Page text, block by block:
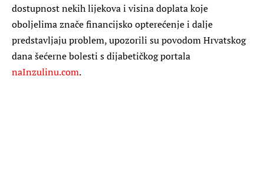
dostupnost nekih lijekova i visina doplata koje
oboljelima znače financijsko opterećenje i dalje
predstavljaju problem, upozorili su povodom Hrvatskog
dana šećerne bolesti s dijabetičkog portala
naInzulinu.com.